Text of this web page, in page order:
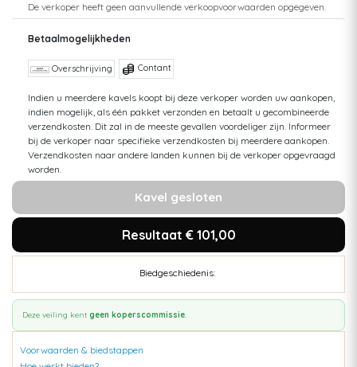
De verkoper heeft geen aanvullende verkoopvoorwaarden opgegeven.
Betaalmogelijkheden
Overschrijving Contant
Indien u meerdere kavels koopt bij deze verkoper worden uw aankopen,
indien mogelijk, als één pakket verzonden en betaalt u gecombineerde
verzendkosten. Dit zal in de meeste gevallen voordeliger zijn. Informeer
bij de verkoper naar specifieke verzendkosten bij meerdere aankopen.
Verzendkosten naar andere landen kunnen bij de verkoper opgevraagd
worden.
Kavel gesloten
Resultaat € 101,00
Biedgeschiedenis:
Deze veiling kent geen koperscommissie
Voorwaarden & biedstappen